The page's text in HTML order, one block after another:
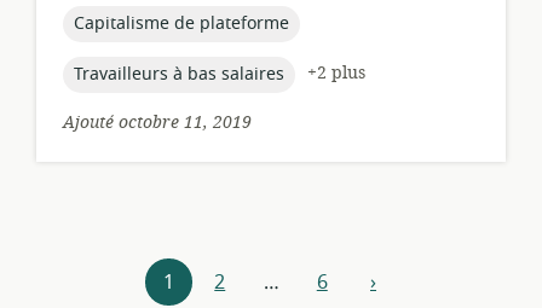
publication:
topic:
Capitalisme de plateforme
topic:
Travailleurs à bas salaires
+2 plus
Ajouté octobre 11, 2019
Navigateur
1 2 … 6 Suivant
›